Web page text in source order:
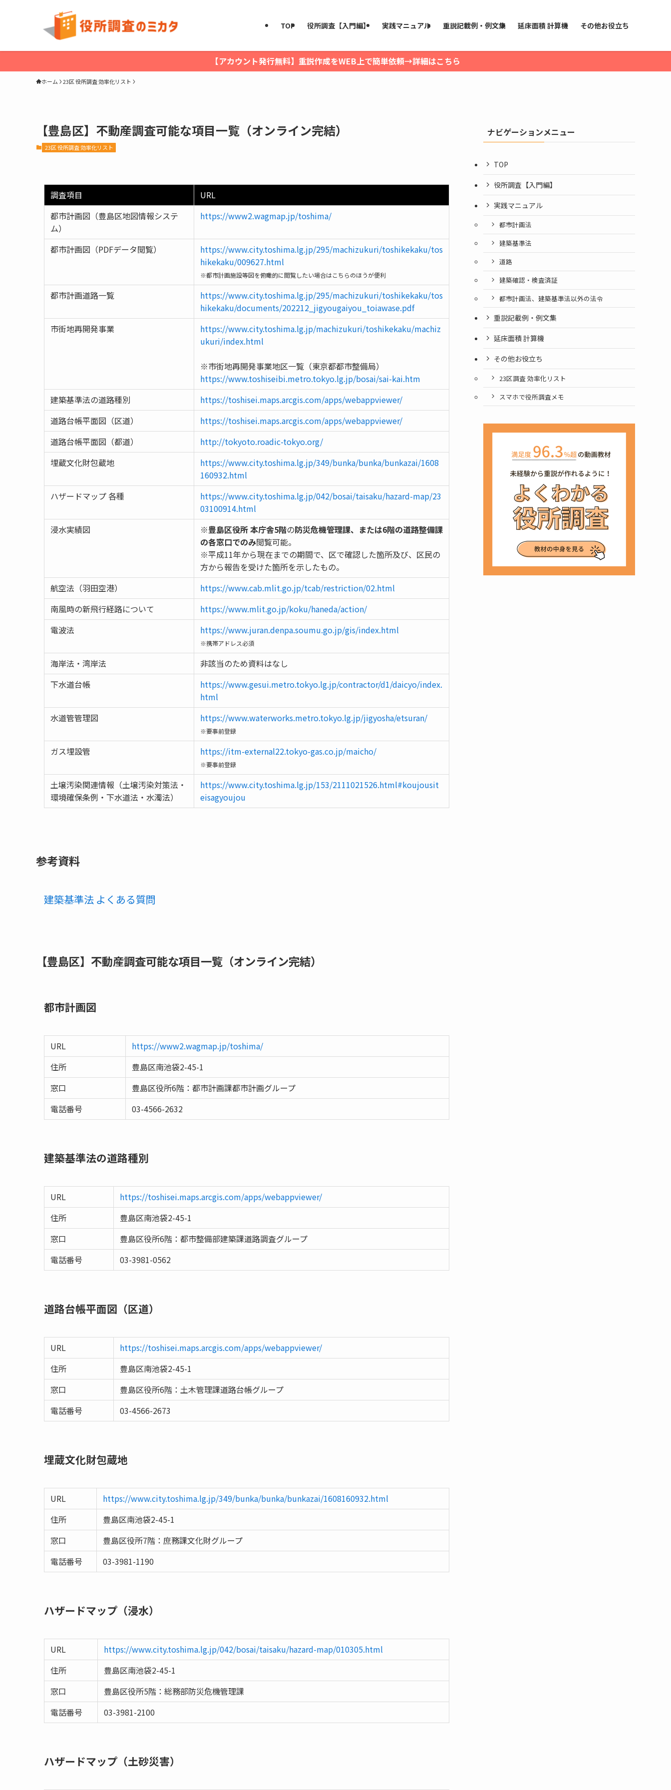
TOP 役所調査【入門編】 実践マニュアル 重説記載例・例文集 延床面積 計算機 その他お役立ち
【アカウント発行無料】重説作成をWEB上で簡単依頼→詳細はこちら
ホーム 23区 役所調査 効率化リスト
【豊島区】不動産調査可能な項目一覧（オンライン完結）
23区 役所調査 効率化リスト
調査項目
URL
都市計画図（豊島区地図情報システ
ム）
https://www2.wagmap.jp/toshima/
都市計画図（PDFデータ閲覧）
https://www.city.toshima.lg.jp/295/machizukuri/toshikekaku/tos
hikekaku/009627.html
※都市計画施設等図を俯瞰的に閲覧したい場合はこちらのほうが便利
都市計画道路一覧
https://www.city.toshima.lg.jp/295/machizukuri/toshikekaku/tos
hikekaku/documents/202212_jigyougaiyou_toiawase.pdf
市街地再開発事業
https://www.city.toshima.lg.jp/machizukuri/toshikekaku/machiz
ukuri/index.html
※市街地再開発事業地区一覧（東京都都市整備局）
https://www.toshiseibi.metro.tokyo.lg.jp/bosai/sai-kai.htm
建築基準法の道路種別
https://toshisei.maps.arcgis.com/apps/webappviewer/
道路台帳平面図（区道）
https://toshisei.maps.arcgis.com/apps/webappviewer/
道路台帳平面図（都道）
http://tokyoto.roadic-tokyo.org/
埋蔵文化財包蔵地
https://www.city.toshima.lg.jp/349/bunka/bunka/bunkazai/1608
160932.html
ハザードマップ 各種
https://www.city.toshima.lg.jp/042/bosai/taisaku/hazard-map/23
03100914.html
浸水実績図
※豊島区役所 本庁舎5階の防災危機管理課、または6階の道路整備課
の各窓口でのみ閲覧可能。
※平成11年から現在までの期間で、区で確認した箇所及び、区民の
方から報告を受けた箇所を示したもの。
航空法（羽田空港）
https://www.cab.mlit.go.jp/tcab/restriction/02.html
南風時の新飛行経路について
https://www.mlit.go.jp/koku/haneda/action/
電波法
https://www.juran.denpa.soumu.go.jp/gis/index.html
※携帯アドレス必須
海岸法・湾岸法
非該当のため資料はなし
下水道台帳
https://www.gesui.metro.tokyo.lg.jp/contractor/d1/daicyo/index.
html
水道管管理図
https://www.waterworks.metro.tokyo.lg.jp/jigyosha/etsuran/
※要事前登録
ガス埋設管 https://itm-external22.tokyo-gas.co.jp/maicho/
※要事前登録
土壌汚染関連情報（土壌汚染対策法・
環境確保条例・下水道法・水濁法）
https://www.city.toshima.lg.jp/153/2111021526.html#koujousit
eisagyoujou
参考資料
建築基準法 よくある質問
【豊島区】不動産調査可能な項目一覧（オンライン完結）
都市計画図
URL
https://www2.wagmap.jp/toshima/
住所
豊島区南池袋2-45-1
窓口
豊島区役所6階：都市計画課都市計画グループ
電話番号
03-4566-2632
建築基準法の道路種別
URL
https://toshisei.maps.arcgis.com/apps/webappviewer/
住所
豊島区南池袋2-45-1
窓口
豊島区役所6階：都市整備部建築課道路調査グループ
電話番号
03-3981-0562
道路台帳平面図（区道）
URL
https://toshisei.maps.arcgis.com/apps/webappviewer/
住所
豊島区南池袋2-45-1
窓口
豊島区役所6階：土木管理課道路台帳グループ
電話番号
03-4566-2673
埋蔵文化財包蔵地
URL
https://www.city.toshima.lg.jp/349/bunka/bunka/bunkazai/1608160932.html
住所
豊島区南池袋2-45-1
窓口
豊島区役所7階：庶務課文化財グループ
電話番号
03-3981-1190
ハザードマップ（浸水）
URL
https://www.city.toshima.lg.jp/042/bosai/taisaku/hazard-map/010305.html
住所
豊島区南池袋2-45-1
窓口
豊島区役所5階：総務部防災危機管理課
電話番号
03-3981-2100
ハザードマップ（土砂災害）
ナビゲーションメニュー
TOP
役所調査【入門編】
実践マニュアル
都市計画法
建築基準法
道路
建築確認・検査済証
都市計画法、建築基準法以外の法令
重説記載例・例文集
延床面積 計算機
その他お役立ち
23区調査 効率化リスト
スマホで役所調査メモ